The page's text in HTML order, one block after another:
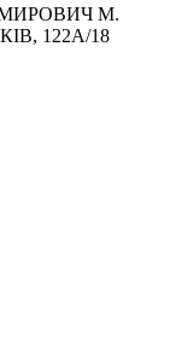
М.
122А/18